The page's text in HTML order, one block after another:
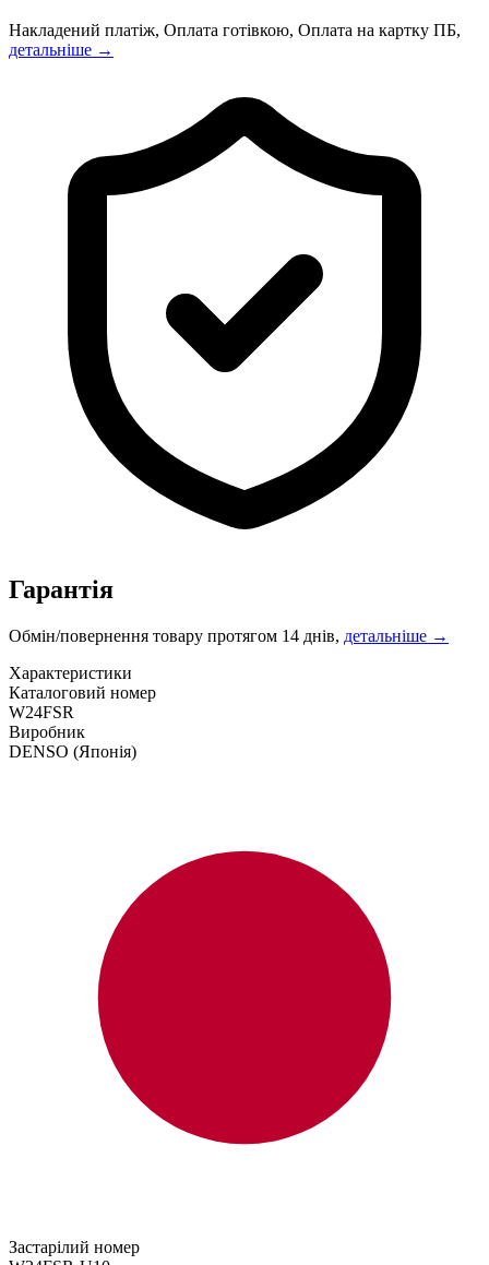
Накладений платіж, Оплата готівкою, Оплата на картку ПБ,
детальніше →
Гарантія
Обмін/повернення товару протягом 14 днів, детальніше →
Характеристики
Каталоговий номер
W24FSR
Виробник
DENSO (Японія)
Застарілий номер